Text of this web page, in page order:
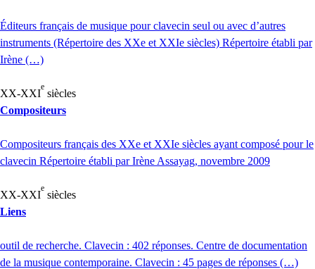
Éditeurs français de musique pour clavecin seul ou avec d’autres
instruments (Répertoire des XXe et XXIe siècles) Répertoire établi par
Irène (…)
XX-XXI
e
siècles
Compositeurs
Compositeurs français des XXe et XXIe siècles ayant composé pour le
clavecin Répertoire établi par Irène Assayag, novembre 2009
XX-XXI
e
siècles
Liens
outil de recherche. Clavecin : 402 réponses. Centre de documentation
de la musique contemporaine. Clavecin : 45 pages de réponses (…)